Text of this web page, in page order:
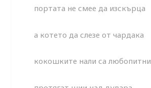
портата не смее да изскърца
а котето да слезе от чардака
кокошките нали са любопитни